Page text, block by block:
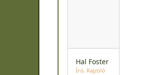
Hal Foster
Író Rajzoló